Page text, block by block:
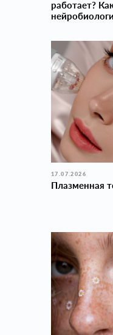
работает?
17.07.2026
Плазменная